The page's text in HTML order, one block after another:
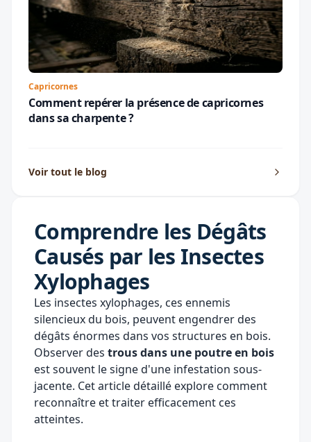
Capricornes
Comment repérer la présence de capricornes
dans sa charpente ?
Voir tout le blog
Comprendre les Dégâts
Causés par les Insectes
Xylophages
Les insectes xylophages, ces ennemis
silencieux du bois, peuvent engendrer des
dégâts énormes dans vos structures en bois.
Observer des trous dans une poutre en bois
est souvent le signe d'une infestation sous-
jacente. Cet article détaillé explore comment
reconnaître et traiter efficacement ces
atteintes.